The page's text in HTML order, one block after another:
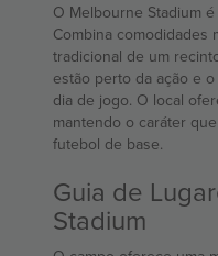
O Melbourne Stadium
Combina comodidades
tradicional de um
estão perto da ação e
dia de jogo. O local
mantendo o caráter
futebol de base.
Guia de
Stadium